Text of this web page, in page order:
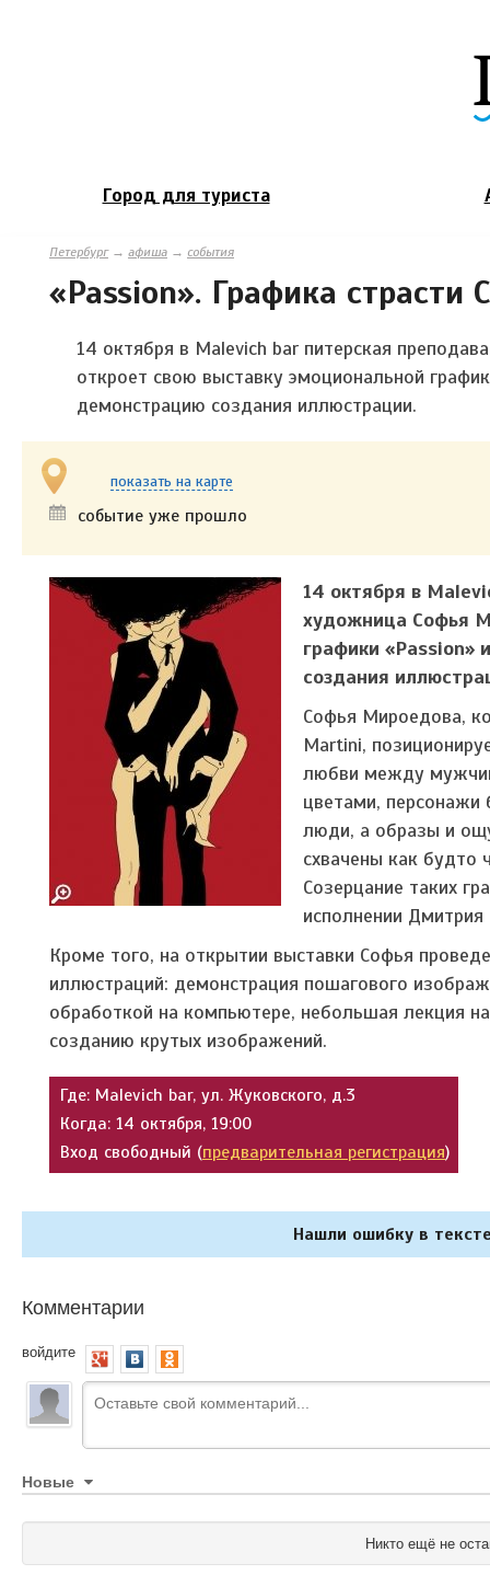
Город для туриста
Петербург→ афиша → события
«Passion». Графика
14 октября в Malevich bar питерская
откроет свою выставку эмоциональной
демонстрацию создания иллюстрации.
показать на карте
событие уже прошло
14 октября в
художница Софья
графики
создания
Софья Мироедова,
Martini,
любви между
цветами, персонажи
люди, а образы и
схвачены как будто
Созерцание таких
исполнении Дмитрия
Кроме того, на открытии выставки Софья
иллюстраций: демонстрация пошагового
обработкой на компьютере, небольшая лекция
созданию крутых изображений.
Где: Malevich bar, ул. Жуковского, д.3
Когда: 14 октября, 19:00
Вход свободный (предварительная регистрация)
Нашли ошибку в
Комментарии
войдите
Новые
Никто ещё не